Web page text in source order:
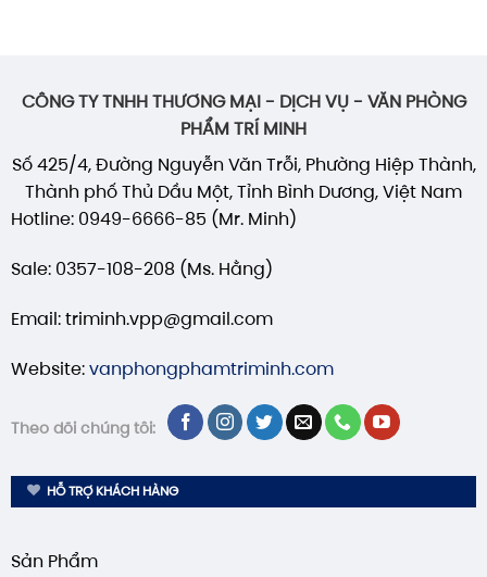
CÔNG TY TNHH THƯƠNG MẠI - DỊCH VỤ - VĂN PHÒNG
PHẨM TRÍ MINH
Số 425/4, Đường Nguyễn Văn Trỗi, Phường Hiệp Thành,
Thành phố Thủ Dầu Một, Tỉnh Bình Dương, Việt Nam
Hotline: 0949-6666-85 (Mr. Minh)
Sale: 0357-108-208 (Ms. Hằng)
Email: triminh.vpp@gmail.com
Website:vanphongphamtriminh.com
Theo dõi chúng tôi:
HỖ TRỢ KHÁCH HÀNG
Sản Phẩm